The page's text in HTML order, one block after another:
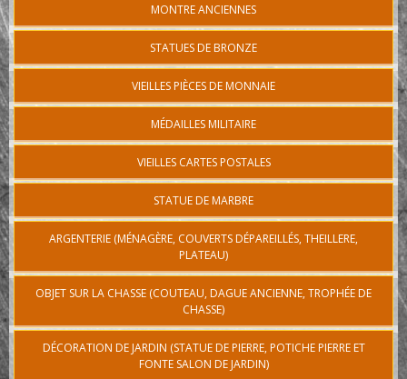
MONTRE ANCIENNES
STATUES DE BRONZE
VIEILLES PIÈCES DE MONNAIE
MÉDAILLES MILITAIRE
VIEILLES CARTES POSTALES
STATUE DE MARBRE
ARGENTERIE (MÉNAGÈRE, COUVERTS DÉPAREILLÉS, THEILLERE,
PLATEAU)
OBJET SUR LA CHASSE (COUTEAU, DAGUE ANCIENNE, TROPHÉE DE
CHASSE)
DÉCORATION DE JARDIN (STATUE DE PIERRE, POTICHE PIERRE ET
FONTE SALON DE JARDIN)